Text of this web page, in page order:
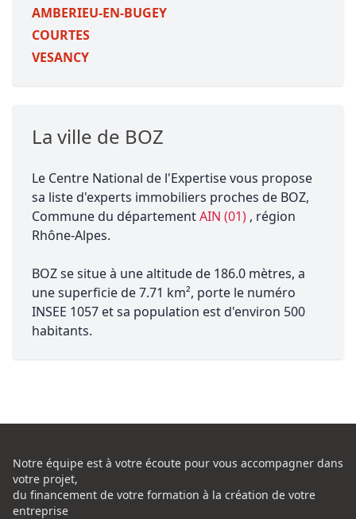
AMBERIEU-EN-BUGEY
COURTES
VESANCY
La ville de BOZ
Le Centre National de l'Expertise vous propose
sa liste d'experts immobiliers proches de BOZ,
Commune du départementAIN (01) , région
Rhône-Alpes.
BOZ se situe à une altitude de 186.0 mètres, a
une superficie de 7.71 km², porte le numéro
INSEE 1057 et sa population est d'environ 500
habitants.
Notre équipe est à votre écoute pour vous accompagner dans
votre projet,
du financement de votre formation à la création de votre
entreprise